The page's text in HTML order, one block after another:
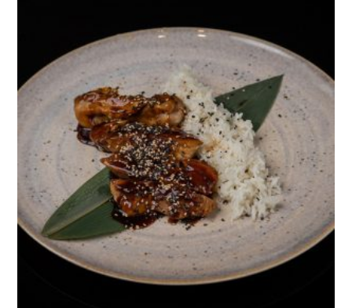
BE THE FIRST TO REVIEW “KIKKO
TEMPURA”
You must be logged in to post a review.